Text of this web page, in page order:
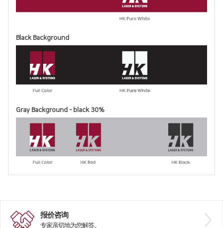
Black Background
Gray Background - black 30%
报价咨询
专家亲切地为您解答。